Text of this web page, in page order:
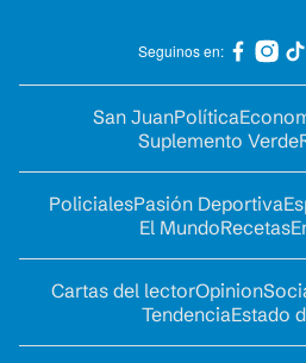
Seguinos en:
San JuanPolítica
Suplemento Verde
PolicialesPasión Deportiva
El MundoRecetas
Cartas del lectorOpinion
TendenciaEstado